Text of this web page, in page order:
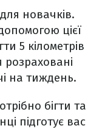
новачків.
цієї
5 кілометрів
на тиждень.
бігти та
підготує вас